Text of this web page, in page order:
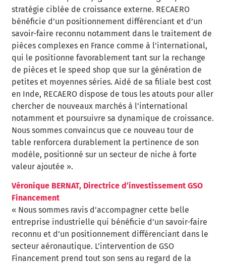
stratégie ciblée de croissance externe. RECAERO
bénéficie d’un positionnement différenciant et d’un
savoir-faire reconnu notamment dans le traitement de
pièces complexes en France comme à l’international,
qui le positionne favorablement tant sur la rechange
de pièces et le speed shop que sur la génération de
petites et moyennes séries. Aidé de sa filiale best cost
en Inde, RECAERO dispose de tous les atouts pour aller
chercher de nouveaux marchés à l’international
notamment et poursuivre sa dynamique de croissance.
Nous sommes convaincus que ce nouveau tour de
table renforcera durablement la pertinence de son
modèle, positionné sur un secteur de niche à forte
valeur ajoutée ».
Véronique BERNAT, Directrice d’investissement GSO
Financement
« Nous sommes ravis d’accompagner cette belle
entreprise industrielle qui bénéficie d’un savoir-faire
reconnu et d’un positionnement différenciant dans le
secteur aéronautique. L’intervention de GSO
Financement prend tout son sens au regard de la